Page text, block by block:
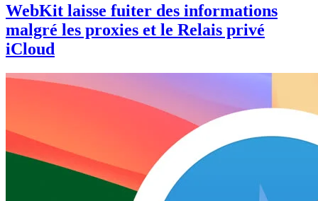
WebKit laisse fuiter des informations
malgré les proxies et le Relais privé
iCloud